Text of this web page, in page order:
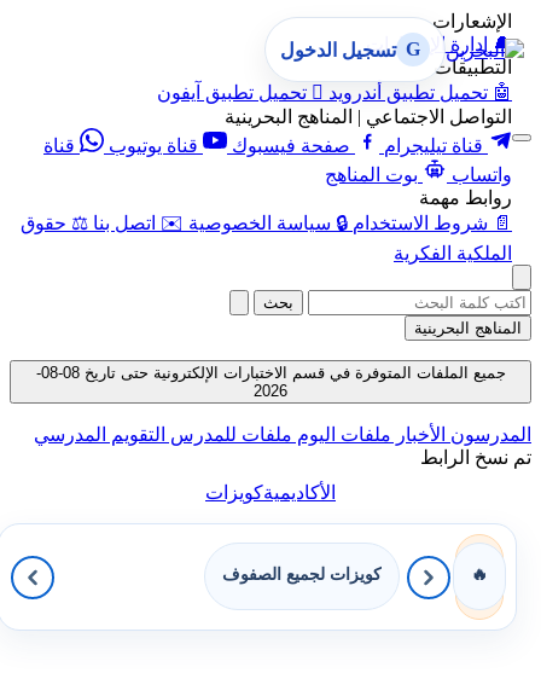
الإشعارات
🔔
إدارة الإشعارات
التطبيقات
🤖 تحميل تطبيق أندرويد  تحميل تطبيق آيفون
التواصل الاجتماعي | المناهج البحرينية
قناة تيليجرام
صفحة فيسبوك قناة يوتيوب
قناة
واتساب
بوت المناهج
روابط مهمة
📄 شروط الاستخدام 🔒 سياسة الخصوصية ✉️ اتصل بنا ⚖️ حقوق
الملكية الفكرية
G تسجيل الدخول
بحث
المناهج البحرينية
جميع الملفات المتوفرة في قسم الاختبارات الإلكترونية حتى تاريخ 08-08-
2026
المدرسون الأخبار ملفات اليوم ملفات للمدرس التقويم المدرسي
تم نسخ الرابط
الأكاديميةكويزات
🔥 كويزات لجميع الصفوف